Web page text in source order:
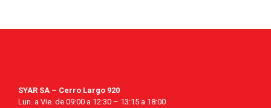
SYAR SA – Cerro Largo 920
Lun. a Vie. de 09:00 a 12:30 – 13:15 a 18:00